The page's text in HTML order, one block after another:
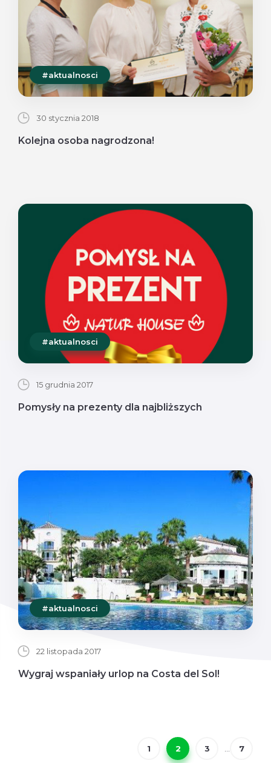
#aktualnosci
30 stycznia 2018
Kolejna osoba nagrodzona!
#aktualnosci
15 grudnia 2017
Pomysły na prezenty dla najbliższych
#aktualnosci
22 listopada 2017
Wygraj wspaniały urlop na Costa del Sol!
1 2 3 7